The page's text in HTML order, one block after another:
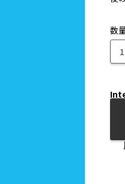
数